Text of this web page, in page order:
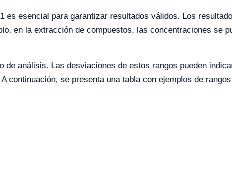
es esencial para garantizar resultados válidos. Los
en la extracción de compuestos, las concentraciones se
análisis. Las desviaciones de estos rangos pueden
continuación, se presenta una tabla con ejemplos de